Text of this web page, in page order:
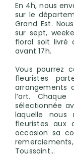
En 4h, nous
sur le
Grand Est.
sur sept,
floral soit livré
avant 17h.
Vous pourrez
fleuristes
arrangements
l’art.
sélectionnée
laquelle nous
fleuristes aux
occasion sa
Toussaint…